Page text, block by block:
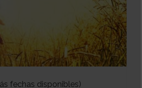
fechas disponibles)